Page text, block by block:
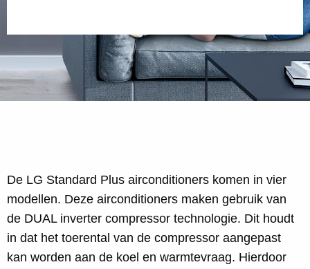
De LG Standard Plus airconditioners komen in vier
modellen. Deze airconditioners maken gebruik van
de DUAL inverter compressor technologie. Dit houdt
in dat het toerental van de compressor aangepast
kan worden aan de koel en warmtevraag. Hierdoor